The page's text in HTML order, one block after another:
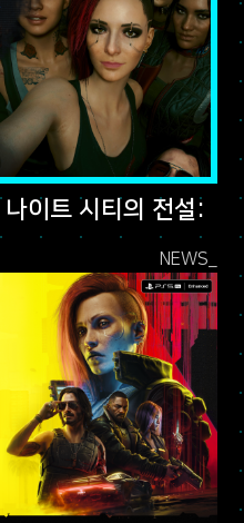
이트 시티의 전설:
NEWS_